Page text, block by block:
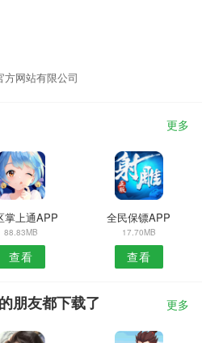
方网站有限公司
更多
掌上通APP
88.83MB
查看
全民保镖APP
17.70MB
查看
朋友都下载了 更多